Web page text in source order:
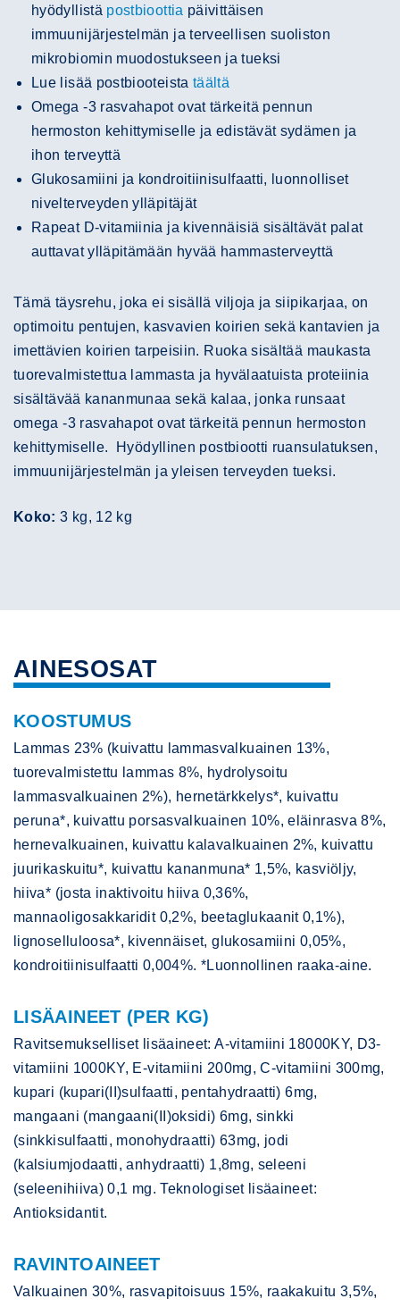
hyödyllistä postbioottia päivittäisen
immuunijärjestelmän ja terveellisen suoliston
mikrobiomin muodostukseen ja tueksi
Lue lisää postbiooteista täältä
Omega -3 rasvahapot ovat tärkeitä pennun
hermoston kehittymiselle ja edistävät sydämen ja
ihon terveyttä
Glukosamiini ja kondroitiinisulfaatti, luonnolliset
nivelterveyden ylläpitäjät
Rapeat D-vitamiinia ja kivennäisiä sisältävät palat
auttavat ylläpitämään hyvää hammasterveyttä
Tämä täysrehu, joka ei sisällä viljoja ja siipikarjaa, on
optimoitu pentujen, kasvavien koirien sekä kantavien ja
imettävien koirien tarpeisiin. Ruoka sisältää maukasta
tuorevalmistettua lammasta ja hyvälaatuista proteiinia
sisältävää kananmunaa sekä kalaa, jonka runsaat
omega -3 rasvahapot ovat tärkeitä pennun hermoston
kehittymiselle. Hyödyllinen postbiootti ruansulatuksen,
immuunijärjestelmän ja yleisen terveyden tueksi.
Koko: 3 kg, 12 kg
AINESOSAT
KOOSTUMUS
Lammas 23% (kuivattu lammasvalkuainen 13%,
tuorevalmistettu lammas 8%, hydrolysoitu
lammasvalkuainen 2%), hernetärkkelys*, kuivattu
peruna*, kuivattu porsasvalkuainen 10%, eläinrasva 8%,
hernevalkuainen, kuivattu kalavalkuainen 2%, kuivattu
juurikaskuitu*, kuivattu kananmuna* 1,5%, kasviöljy,
hiiva* (josta inaktivoitu hiiva 0,36%,
mannaoligosakkaridit 0,2%, beetaglukaanit 0,1%),
lignoselluloosa*, kivennäiset, glukosamiini 0,05%,
kondroitiinisulfaatti 0,004%. *Luonnollinen raaka-aine.
LISÄAINEET (PER KG)
Ravitsemukselliset lisäaineet: A-vitamiini 18000KY, D3-
vitamiini 1000KY, E-vitamiini 200mg, C-vitamiini 300mg,
kupari (kupari(II)sulfaatti, pentahydraatti) 6mg,
mangaani (mangaani(II)oksidi) 6mg, sinkki
(sinkkisulfaatti, monohydraatti) 63mg, jodi
(kalsiumjodaatti, anhydraatti) 1,8mg, seleeni
(seleenihiiva) 0,1 mg. Teknologiset lisäaineet:
Antioksidantit.
RAVINTOAINEET
Valkuainen 30%, rasvapitoisuus 15%, raakakuitu 3,5%,